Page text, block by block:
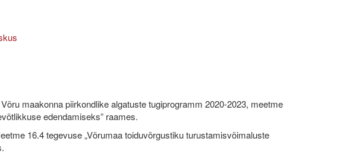
maakonna piirkondlike algatuste tugiprogramm 2020-2023, meetme
edendamiseks” raames.
16.4 tegevuse „Võrumaa toiduvõrgustiku turustamisvõimaluste